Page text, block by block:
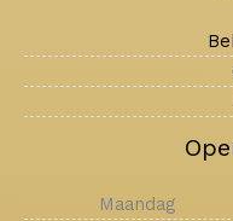
Maandag